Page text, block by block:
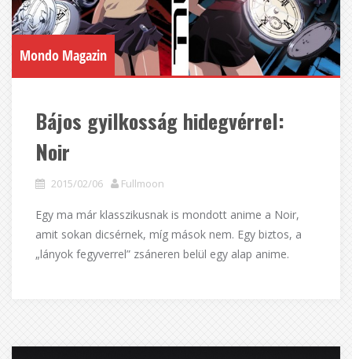
Mondo Magazin
Bájos gyilkosság hidegvérrel:
Noir
2015/02/06 Fullmoon
Egy ma már klasszikusnak is mondott anime a Noir,
amit sokan dicsérnek, míg mások nem. Egy biztos, a
„lányok fegyverrel” zsáneren belül egy alap anime.